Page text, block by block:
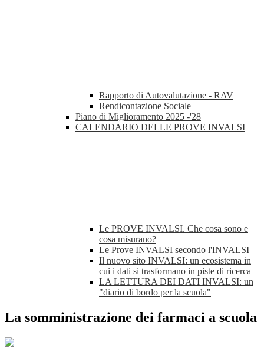
Rapporto di Autovalutazione - RAV
Rendicontazione Sociale
Piano di Miglioramento 2025 -'28
CALENDARIO DELLE PROVE INVALSI
Le PROVE INVALSI. Che cosa sono e
cosa misurano?
Le Prove INVALSI secondo l'INVALSI
Il nuovo sito INVALSI: un ecosistema in
cui i dati si trasformano in piste di ricerca
LA LETTURA DEI DATI INVALSI: un
"diario di bordo per la scuola"
La somministrazione dei farmaci a scuola